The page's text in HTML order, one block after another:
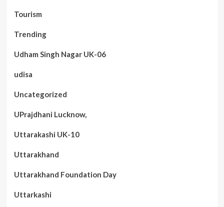
Tourism
Trending
Udham Singh Nagar UK-06
udisa
Uncategorized
UPrajdhani Lucknow,
Uttarakashi UK-10
Uttarakhand
Uttarakhand Foundation Day
Uttarkashi